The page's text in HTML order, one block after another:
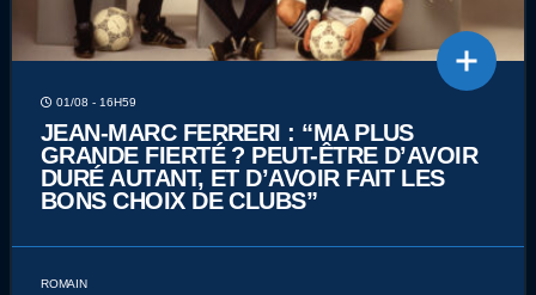
01/08 - 16H59
JEAN-MARC FERRERI : “MA PLUS
GRANDE FIERTÉ ? PEUT-ÊTRE D’AVOIR
DURÉ AUTANT, ET D’AVOIR FAIT LES
BONS CHOIX DE CLUBS”
ROMAIN